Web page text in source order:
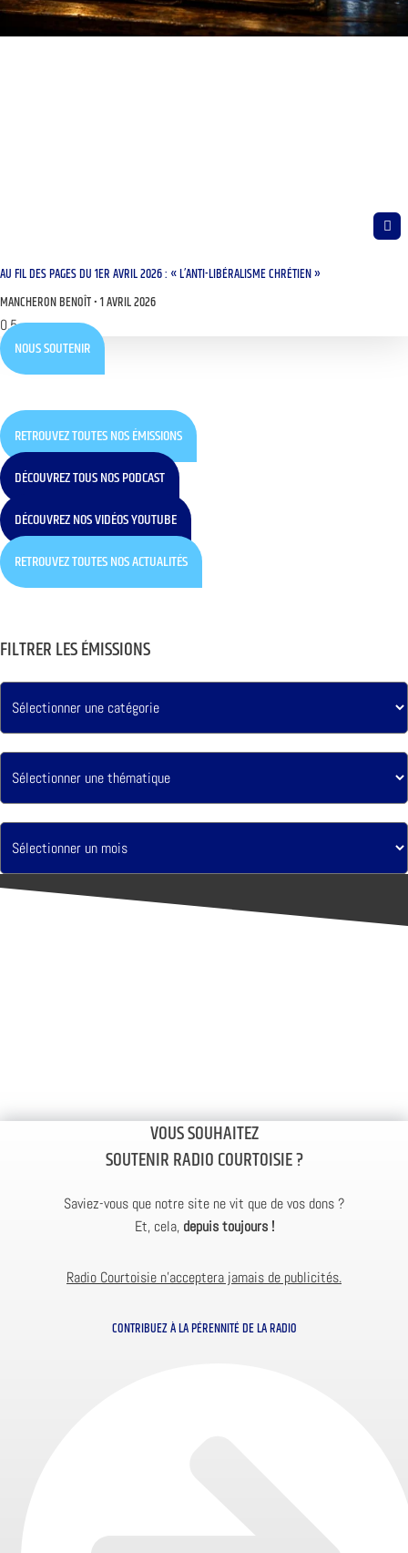
AU FIL DES PAGES DU 1ER AVRIL 2026 : « L’ANTI-LIBÉRALISME CHRÉTIEN »
MANCHERON BENOÎT 1 AVRIL 2026
NOUS SOUTENIR
RETROUVEZ TOUTES NOS ÉMISSIONS
DÉCOUVREZ TOUS NOS PODCAST
DÉCOUVREZ NOS VIDÉOS YOUTUBE
RETROUVEZ TOUTES NOS ACTUALITÉS
FILTRER LES ÉMISSIONS
VOUS SOUHAITEZ
SOUTENIR RADIO COURTOISIE ?
Saviez-vous que notre site ne vit que de vos dons ?
Et, cela, depuis toujours !
Radio Courtoisie n’acceptera jamais de publicités.
CONTRIBUEZ À LA PÉRENNITÉ DE LA RADIO